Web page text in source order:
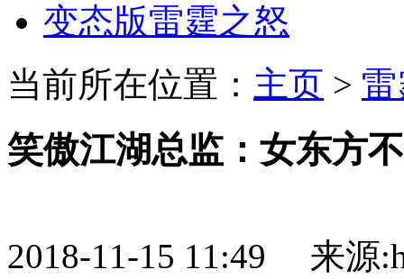
变态版雷霆之怒
当前所在位置： 主页 >
笑傲江湖总监：女东方
2018-11-15 11:49 来源